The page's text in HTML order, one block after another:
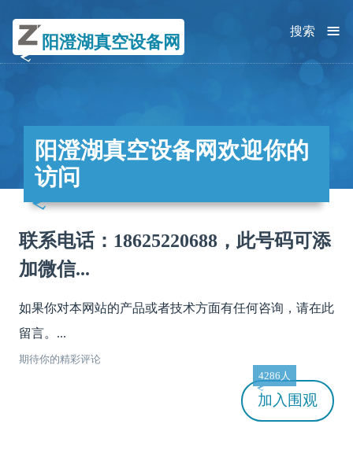
阳澄湖真空设备网 ≡
搜索
阳澄湖真空设备网欢迎你的
访问
联系电话：18625220688，此号码可添
加微信...
如果你对本网站的产品或者技术方面有任何咨询，请在此
留言。...
期待你的精彩评论
加入
4286人
围观